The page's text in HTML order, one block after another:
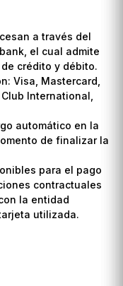
a través del
el cual admite
crédito y débito.
Visa, Mastercard,
International,
automático en la
de finalizar la
para el pago
contractuales
la entidad
utilizada.